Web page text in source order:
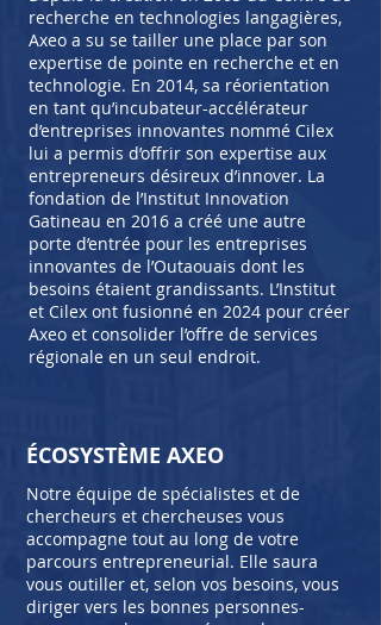
recherche en technologies langagières,
Axeo a su se tailler une place par son
expertise de pointe en recherche et en
technologie. En 2014, sa réorientation
en tant qu’incubateur-accélérateur
d’entreprises innovantes nommé Cilex
lui a permis d’offrir son expertise aux
entrepreneurs désireux d’innover. La
fondation de l’Institut Innovation
Gatineau en 2016 a créé une autre
porte d’entrée pour les entreprises
innovantes de l’Outaouais dont les
besoins étaient grandissants. L’Institut
et Cilex ont fusionné en 2024 pour créer
Axeo et consolider l’offre de services
régionale en un seul endroit.
ÉCOSYSTÈME AXEO
Notre équipe de spécialistes et de
chercheurs et chercheuses vous
accompagne tout au long de votre
parcours entrepreneurial. Elle saura
vous outiller et, selon vos besoins, vous
diriger vers les bonnes personnes-